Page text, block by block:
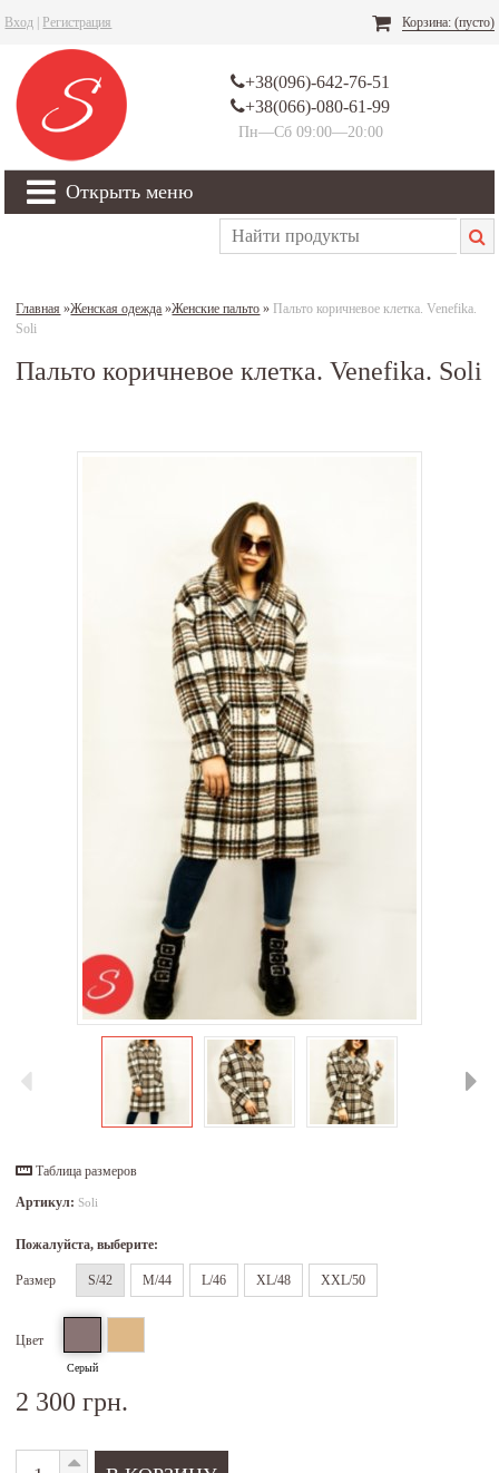
Вход Регистрация Корзина: (пусто)
+38(096)-642-76-51
+38(066)-080-61-99
Пн—Сб 09:00—20:00
Открыть меню
Главная »Женская одежда »Женские пальто » Пальто коричневое клетка. Venefika.
Soli
Пальто коричневое клетка. Venefika. Soli
Таблица размеров
Артикул: Soli
Пожалуйста, выберите:
Размер S/42 M/44 L/46 XL/48 XXL/50
Цвет
Серый
2 300 грн.